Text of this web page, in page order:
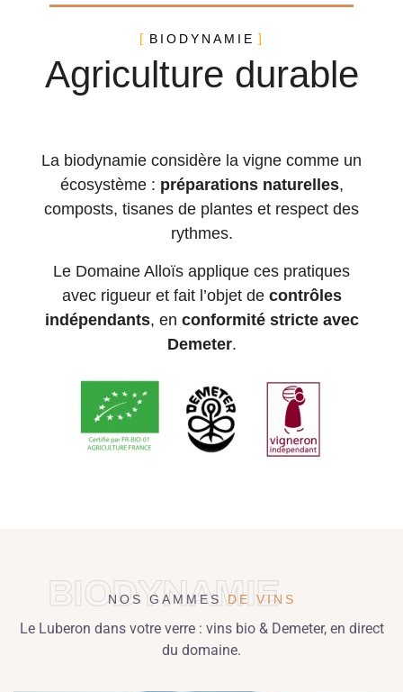
BIODYNAMIE
Agriculture durable
La biodynamie considère la vigne comme un
écosystème : préparations naturelles,
composts, tisanes de plantes et respect des
rythmes.
Le Domaine Alloïs applique ces pratiques
avec rigueur et fait l’objet de contrôles
indépendants, en conformité stricte avec
Demeter.
BIODYNAMIE
NOS GAMMESDE VINS
Le Luberon dans votre verre : vins bio & Demeter, en direct
du domaine.